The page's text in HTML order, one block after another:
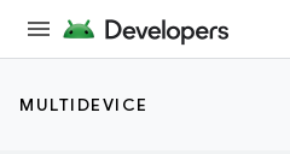
MULTIDEVICE